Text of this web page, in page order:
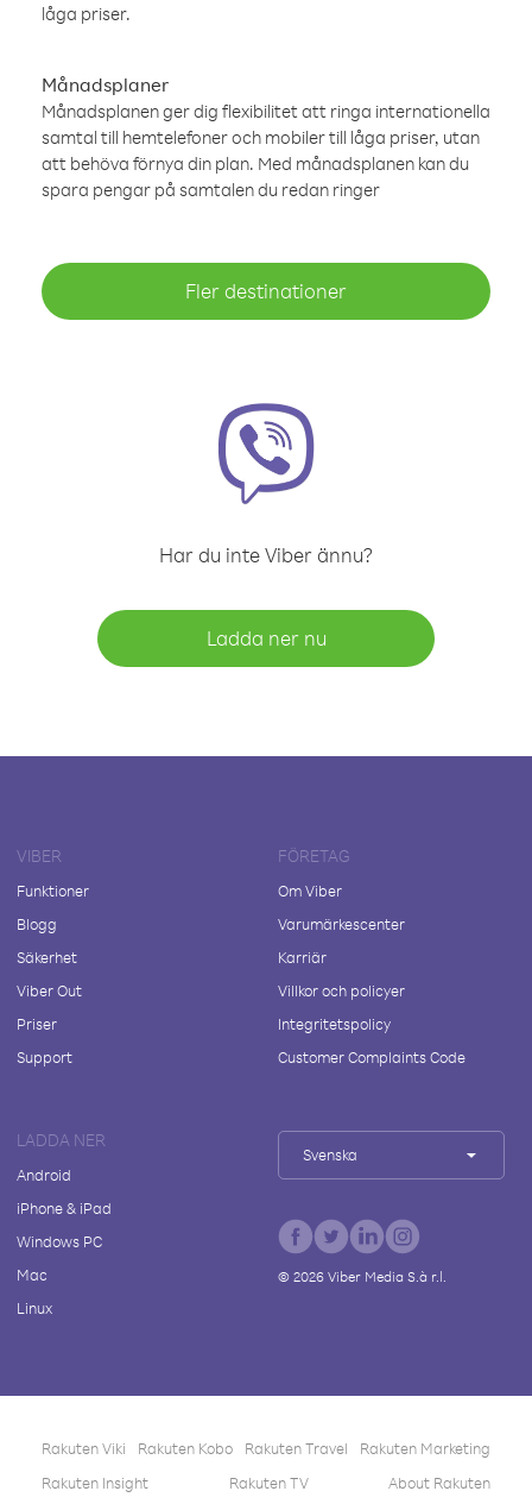
låga priser.
Månadsplaner
Månadsplanen ger dig flexibilitet att ringa internationella
samtal till hemtelefoner och mobiler till låga priser, utan
att behöva förnya din plan. Med månadsplanen kan du
spara pengar på samtalen du redan ringer
Fler destinationer
Har du inte Viber ännu?
Ladda ner nu
VIBER
Funktioner
Blogg
Säkerhet
Viber Out
Priser
Support
FÖRETAG
Om Viber
Varumärkescenter
Karriär
Villkor och policyer
Integritetspolicy
Customer Complaints Code
LADDA NER
Android
iPhone & iPad
Windows PC
Mac
Linux
Svenska
© 2026Viber Media S.à r.l.
Rakuten Viki Rakuten Kobo Rakuten Travel
Rakuten Marketing
Rakuten Insight
Rakuten TV About Rakuten